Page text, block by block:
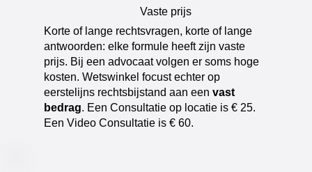
Vaste prijs
​Korte of lange rechtsvragen, korte of lange
antwoorden: elke formule heeft zijn vaste
prijs. Bij een advocaat volgen er soms hoge
kosten. Wetswinkel focust echter op
eerstelijns rechtsbijstand aan een vast
bedrag. Een Consultatie op locatie is € 25.
Een Video Consultatie is € 60.